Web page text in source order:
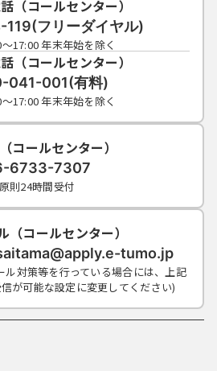
（コールセンター）
フリーダイヤル)
17:00 年末年始を除く
（コールセンター）
041-001(有料)
17:00 年末年始を除く
コールセンター）
6733-7307
原則24時間受付
（コールセンター）
tumo.jp
ル対策等を行っている場合には、上記
が可能な設定に変更してください)